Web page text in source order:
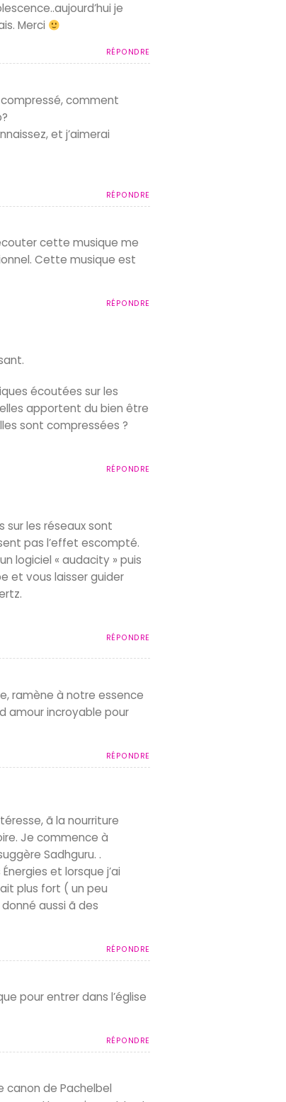
je
Merci
RÉPONDRE
comment
et j’aimerai
RÉPONDRE
cette musique me
Cette musique est
RÉPONDRE
écoutées sur les
apportent du bien être
sont compressées ?
RÉPONDRE
sur les réseaux sont
pas l’effet escompté.
logiciel « audacity » puis
et vous laisser guider
RÉPONDRE
ramène à notre essence
amour incroyable pour
RÉPONDRE
ã la nourriture
Je commence à
Sadhguru. .
et lorsque j’ai
plus fort ( un peu
aussi ã des
RÉPONDRE
pour entrer dans l’église
RÉPONDRE
canon de Pachelbel